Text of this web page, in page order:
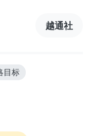
越通社
目标